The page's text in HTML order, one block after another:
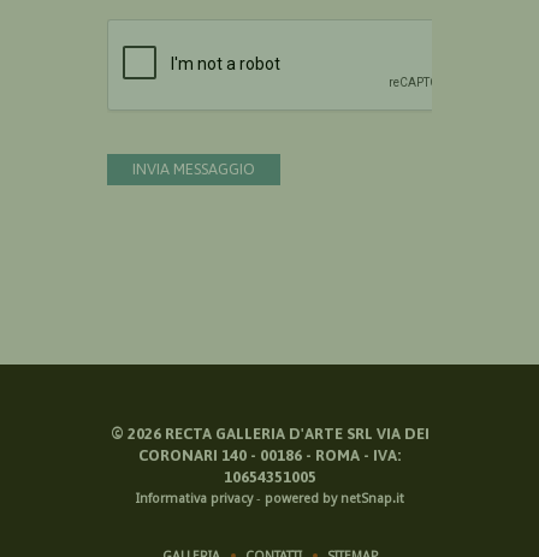
INVIA MESSAGGIO
© 2026RECTA GALLERIA D'ARTE SRL VIA DEI
CORONARI 140 - 00186 - ROMA - IVA:
10654351005
Informativa privacy- powered by netSnap.it